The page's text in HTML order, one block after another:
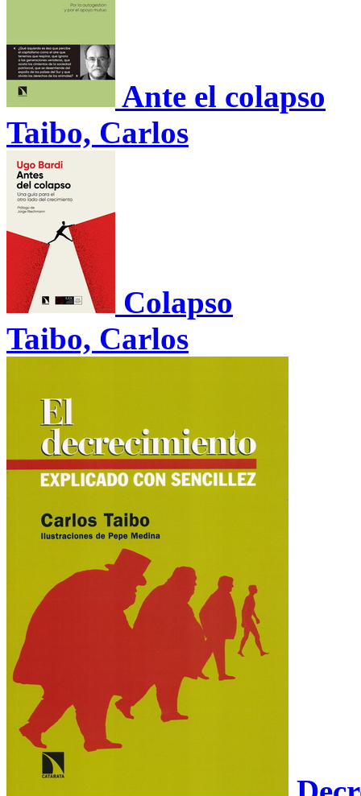
Ante el colapso
Taibo, Carlos
Colapso
Taibo, Carlos